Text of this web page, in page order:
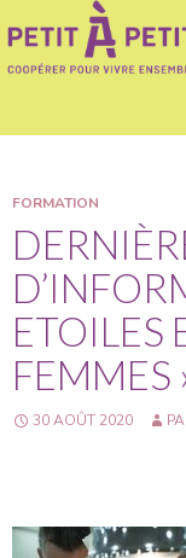
FORMATION
ETOILES
FEMMES
30 AOÛT 2020